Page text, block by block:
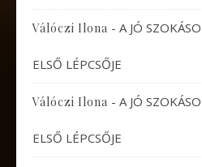
Válóczi Ilona - A JÓ
ELSŐ LÉPCSŐJE
Válóczi Ilona - A JÓ
ELSŐ LÉPCSŐJE